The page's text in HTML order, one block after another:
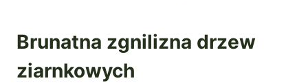
Brunatna zgnilizna drzew
ziarnkowych